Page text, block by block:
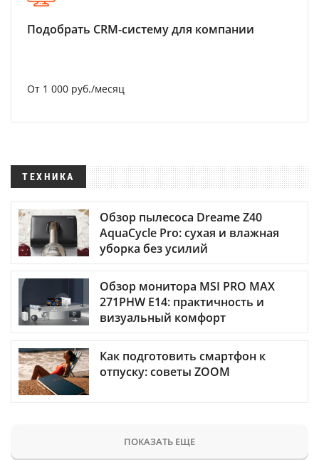
Подобрать CRM-систему для компании
От 1 000 руб./месяц
ТЕХНИКА
Обзор пылесоса Dreame Z40
AquaCycle Pro: сухая и влажная
уборка без усилий
Обзор монитора MSI PRO MAX
271PHW E14: практичность и
визуальный комфорт
Как подготовить смартфон к
отпуску: советы ZOOM
ПОКАЗАТЬ ЕЩЕ